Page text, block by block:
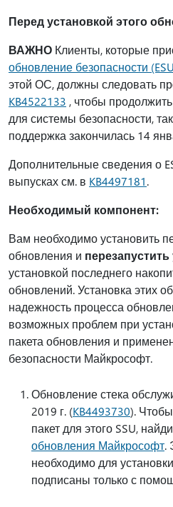
Перед установкой этого
ВАЖНО Клиенты, которые
обновление безопасности
этой ОС, должны следовать
KB4522133 , чтобы
для системы безопасности,
поддержка закончилась 14
Дополнительные сведения о
выпусках см. в KB4497181.
Необходимый компонент:
Вам необходимо установить
обновления и
установкой последнего
обновлений. Установка этих
надежность процесса
возможных проблем при
пакета обновления и
безопасности Майкрософт.
Обновление стека
2019 г. (KB4493730).
пакет для этого SSU,
обновления Майкрософт.
необходимо для
подписаны только с